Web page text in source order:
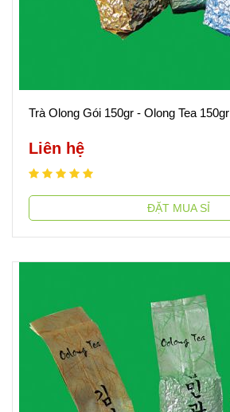
Trà Olong Gói 150gr - Olong Tea 150gr
Liên hệ
ĐẶT MUA SỈ